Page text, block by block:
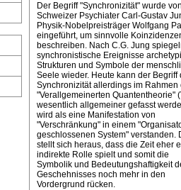
Der Begriff "Synchronizität" wurde
Schweizer Psychiater Carl-Gustav
Physik-Nobelpreisträger Wolfgang
eingeführt, um sinnvolle
beschreiben. Nach C.G. Jung
synchronistische Ereignisse
Strukturen und Symbole der
Seele wieder. Heute kann der Begriff
Synchronizität allerdings im Rahmen
"Verallgemeinerten Quantentheorie"
wesentlich allgemeiner gefasst
wird als eine Manifestation von
"Verschränkung" in einem
geschlossenen System" verstanden.
stellt sich heraus, dass die Zeit eher
indirekte Rolle spielt und somit die
Symbolik und Bedeutungshaftigkeit
Geschehnisses noch mehr in den
Vordergrund rücken.